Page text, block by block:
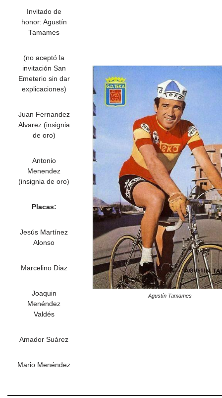
Invitado de
honor: Agustín
Tamames
(no aceptó la
invitación San
Emeterio sin dar
explicaciones)
Juan Fernandez
Alvarez (insignia
de oro)
Antonio
Menendez
(insignia de oro)
Placas:
Jesús Martínez
Alonso
Marcelino Diaz
Joaquin
Menéndez
Valdés
Amador Suárez
Mario Menéndez
Agustín Tamames